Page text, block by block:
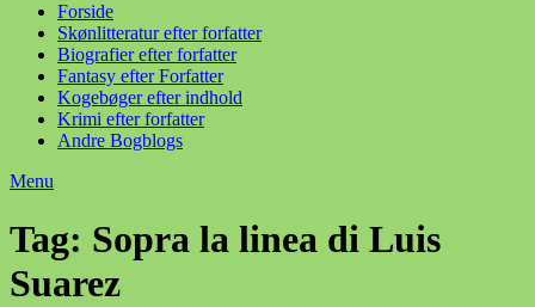
Forside
Skønlitteratur efter forfatter
Biografier efter forfatter
Fantasy efter Forfatter
Kogebøger efter indhold
Krimi efter forfatter
Andre Bogblogs
Menu
Tag: Sopra la linea di Luis
Suarez